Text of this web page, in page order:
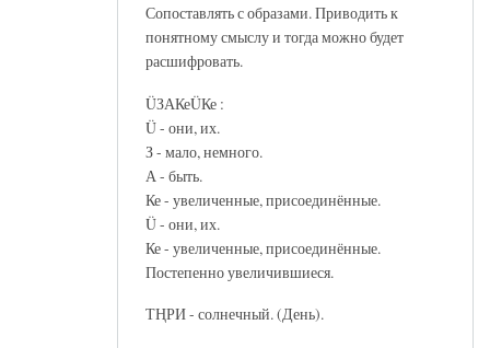
Сопоставлять с образами. Приводить к
понятному смыслу и тогда можно будет
расшифровать.
ÜЗАКеÜКе :
Ü - они, их.
З - мало, немного.
А - быть.
Ке - увеличенные, присоединённые.
Ü - они, их.
Ке - увеличенные, присоединённые.
Постепенно увеличившиеся.
ТҢРИ - солнечный. (День).